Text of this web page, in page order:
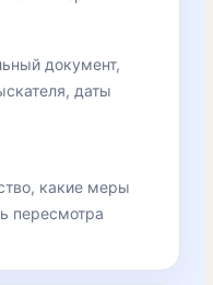
документ,
даты
какие меры
пересмотра